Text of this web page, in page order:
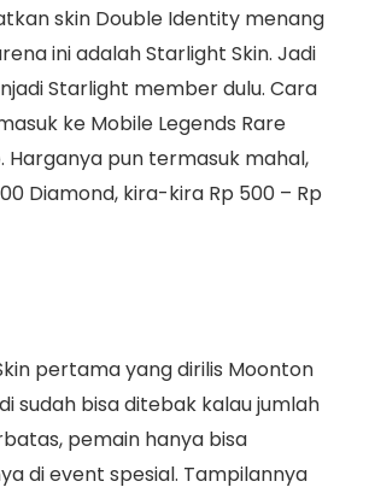
skin Double Identity menang
ini adalah Starlight Skin. Jadi
Starlight member dulu. Cara
ke Mobile Legends Rare
Harganya pun termasuk mahal,
Diamond, kira-kira Rp 500 – Rp
pertama yang dirilis Moonton
sudah bisa ditebak kalau jumlah
pemain hanya bisa
di event spesial. Tampilannya